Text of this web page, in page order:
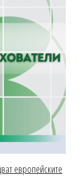
европейските